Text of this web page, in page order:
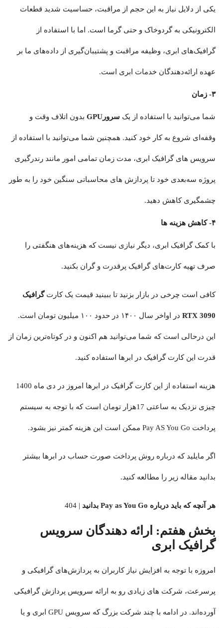
یکی از دلایل نیاز به این حجم از مراقبت، حساسیت شدید قطعات
الکترونیکی به گردوخاک و حتی گرما است. اما با استفاده از
گرافیک‌های ابری، وظیفه مراقبت و پشتیبان‌گیری از داده‌های ما بر
عهده ارائه‌دهندگان خدمات ابری است.
۳- زمان
شما می‌توانید با استفاده از یک سرورGPU بدون اتلاف وقت و
وقفه‌ای شروع به کار خود کنید. همچنین شما می‌توانید با استفاده از
سرویس های گرافیک ابری، مدت زمان تمامی امور مانند رندرگیری
پروژه سه‌بعدی خود تا پردازش های محاسباتی سنگین خود را به طور
چشمگیری کاهش دهید.
۴- کاهش هزینه ها
با کمک گرافیک ابری، دیگر نیازی نیست که هزینه‌های هنگفتی را
صرف تهیه کارت‌های گرافیک پرقدرت و گران بکنید.
کافی است چرخی در بازار بزنید تا ببینید قیمت یک کارتگرافیک
3090 RTX در اواخر سال ۱۴۰۰ در حدود ۱۰۰ میلیون تومان است.
این درحالی است که شما می‌توانید هم اکنون و در کوتاه‌ترین زمان از
قدرت این کارت گرافیک در ابرها استفاده کنید.
هزینه استفاده از این کارت گرافیک در ابرها امروز در دی ماه 1400
چیزی نزدیک به ساعتی 17هزار تومان است که با توجه به سیستم
پرداخت Pay AS You Go ممکن است این هزینه کمتر نیز بشود.
اگر مایلید که درباره روش پرداخت صورت حساب در ابرها بیشتر
بدانید مقاله زیر را مطالعه کنید.
هر آنچه که باید درباره Pay as You Go بدانید | 404
بخش هفتم: ارائه دهندگان سرویس
گرافیک ابری
امروزه با توجه به افزایش نیاز کاربران به پردازش‌های گرافیکی و
پرسرعت، شرکت های زیادی رو به ارائه سرویس پردازش گرافیکی
آورده‌اند. در ادامه با چند شرکت بزرگ که سرویس GPU ابری و یا